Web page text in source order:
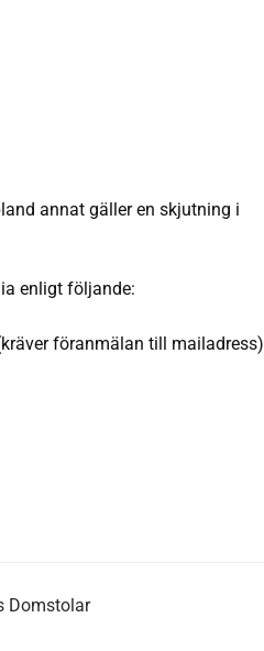
annat gäller en skjutning i
enligt följande:
föranmälan till mailadress)
Domstolar